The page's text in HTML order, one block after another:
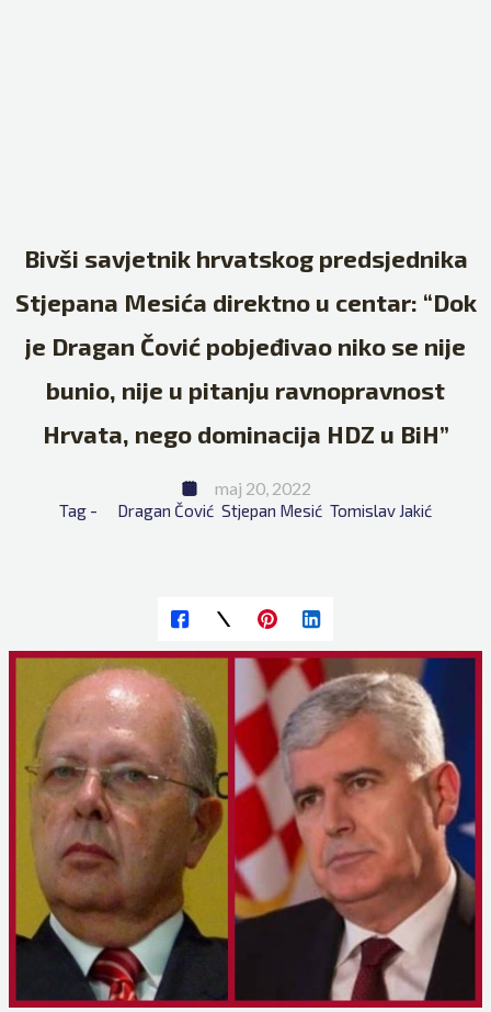
Bivši savjetnik hrvatskog predsjednika
Stjepana Mesića direktno u centar: “Dok
je Dragan Čović pobjeđivao niko se nije
bunio, nije u pitanju ravnopravnost
Hrvata, nego dominacija HDZ u BiH”
maj 20, 2022
Tag - Dragan Čović Stjepan Mesić Tomislav Jakić